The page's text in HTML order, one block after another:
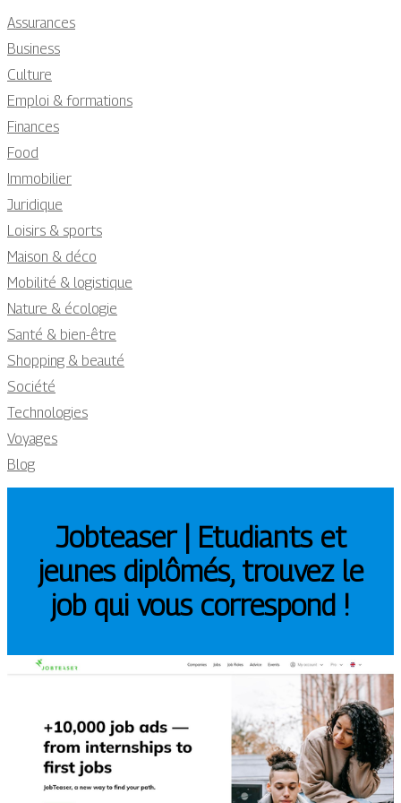
Assurances
Business
Culture
Emploi & formations
Finances
Food
Immobilier
Juridique
Loisirs & sports
Maison & déco
Mobilité & logistique
Nature & écologie
Santé & bien-être
Shopping & beauté
Société
Technologies
Voyages
Blog
Jobteaser | Etudiants et
jeunes diplômés, trouvez le
job qui vous correspond !